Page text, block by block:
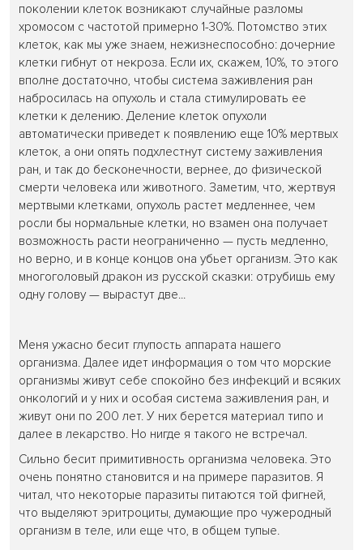
поколении клеток возникают случайные разломы
хромосом с частотой примерно 1-30%. Потомство этих
клеток, как мы уже знаем, нежизнеспособно: дочерние
клетки гибнут от некроза. Если их, скажем, 10%, то этого
вполне достаточно, чтобы система заживления ран
набросилась на опухоль и стала стимулировать ее
клетки к делению. Деление клеток опухоли
автоматически приведет к появлению еще 10% мертвых
клеток, а они опять подхлестнут систему заживления
ран, и так до бесконечности, вернее, до физической
смерти человека или животного. Заметим, что, жертвуя
мертвыми клетками, опухоль растет медленнее, чем
росли бы нормальные клетки, но взамен она получает
возможность расти неограниченно — пусть медленно,
но верно, и в конце концов она убьет организм. Это как
многоголовый дракон из русской сказки: отрубишь ему
одну голову — вырастут две...
Меня ужасно бесит глупость аппарата нашего
организма. Далее идет информация о том что морские
организмы живут себе спокойно без инфекций и всяких
онкологий и у них и особая система заживления ран, и
живут они по 200 лет. У них берется материал типо и
далее в лекарство. Но нигде я такого не встречал.
Сильно бесит примитивность организма человека. Это
очень понятно становится и на примере паразитов. Я
читал, что некоторые паразиты питаются той фигней,
что выделяют эритроциты, думающие про чужеродный
организм в теле, или еще что, в общем тупые.